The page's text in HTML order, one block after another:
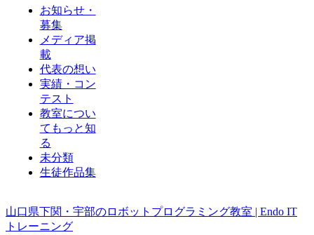
お知らせ・
募集
メディア掲
載
代表の想い
実績・コン
テスト
教室につい
てもっと知
る
未分類
生徒作品集
山口県下関・宇部のロボットプログラミング教室 | Endo IT
トレーニング